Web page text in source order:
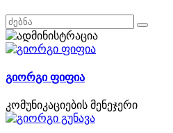
გიორგი ფიფია
კომუნიკაციების მენეჯერი